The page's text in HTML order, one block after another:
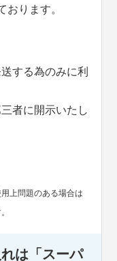
おります。
する為のみに利
者に開示いたし
上問題のある場合は
は「スーパ